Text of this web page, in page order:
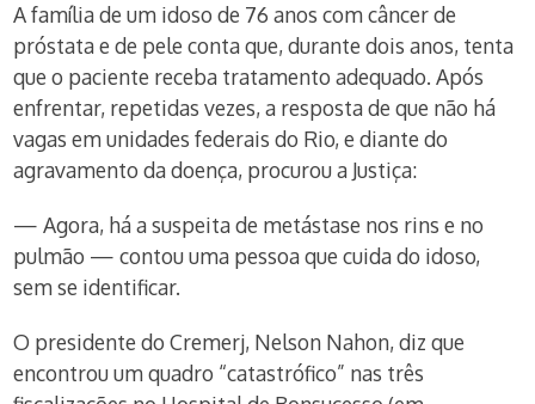
A família de um idoso de 76 anos com câncer de
próstata e de pele conta que, durante dois anos, tenta
que o paciente receba tratamento adequado. Após
enfrentar, repetidas vezes, a resposta de que não há
vagas em unidades federais do Rio, e diante do
agravamento da doença, procurou a Justiça:
— Agora, há a suspeita de metástase nos rins e no
pulmão — contou uma pessoa que cuida do idoso,
sem se identificar.
O presidente do Cremerj, Nelson Nahon, diz que
encontrou um quadro “catastrófico” nas três